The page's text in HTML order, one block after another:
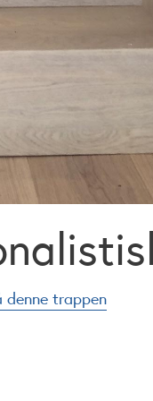
denne trappen